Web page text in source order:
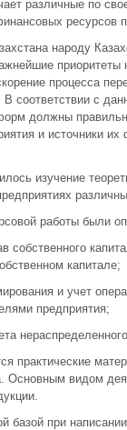
различные по
ресурсов
народу
процесса
соответствии с
должны
и источники их
изучение
работы были
собственного
капитале;
и учет
предприятия;
практические
Основным видом
базой при